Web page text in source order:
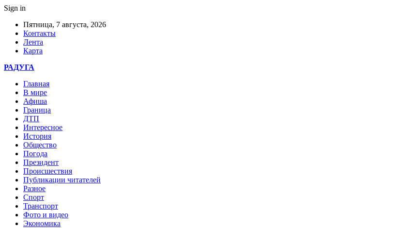
Sign in
Пятница, 7 августа, 2026
Контакты
Лента
Карта
РАДУГА
Главная
В мире
Афиша
Граница
ДТП
Интересное
История
Общество
Погода
Президент
Происшествия
Публикации читателей
Разное
Спорт
Транспорт
Фото и видео
Экономика